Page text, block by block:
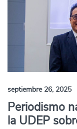
septiembre 26, 2025
Periodismo
la UDEP